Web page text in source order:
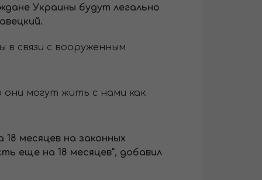
Украины будут легально
связи с вооруженным
они могут жить с нами как
месяцев на законных
еще на 18 месяцев", добавил